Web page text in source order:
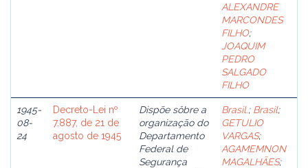
ALEXANDRE
MARCONDES
FILHO;
JOAQUIM
PEDRO
SALGADO
FILHO
1945-
08-
24
Decreto-Lei nº
7.887, de 21 de
agosto de 1945
Dispõe sôbre a
organização do
Departamento
Federal de
Segurança
Brasil.; Brasil;
GETULIO
VARGAS;
AGAMEMNON
MAGALHÃES;